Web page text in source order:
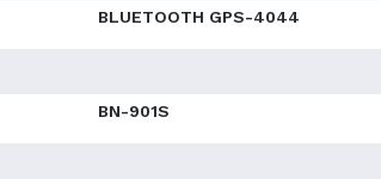
BLUETOOTH GPS-4044
BN-901S